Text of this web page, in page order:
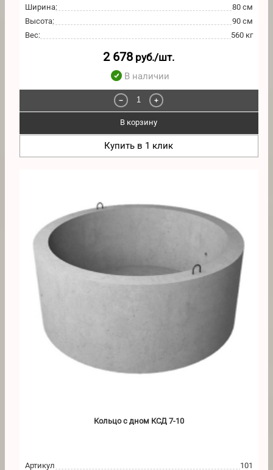
Ширина:
80 см
Высота:
90 см
Вес: 560 кг
2 678 руб./шт.
В наличии
− +
В корзину
Купить в 1 клик
Кольцо с дном КСД 7-10
Артикул 101